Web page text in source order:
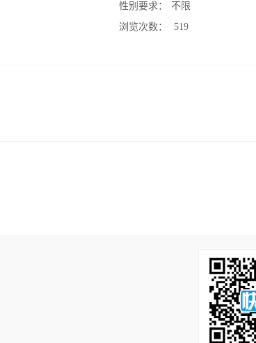
性别要求：
不限
浏览次数：
519